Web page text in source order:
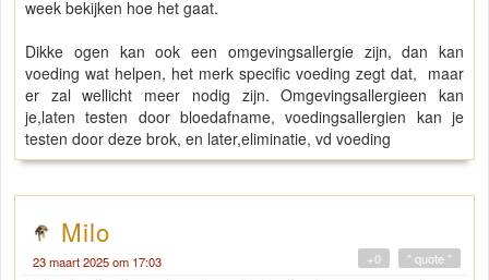
week bekijken hoe het gaat.
Dikke ogen kan ook een omgevingsallergie zijn, dan kan
voeding wat helpen, het merk specific voeding zegt dat, maar
er zal wellicht meer nodig zijn. Omgevingsallergieen kan
je,laten testen door bloedafname, voedingsallergien kan je
testen door deze brok, en later,eliminatie, vd voeding
Milo
23 maart 2025 om 17:03 " quote "
+0